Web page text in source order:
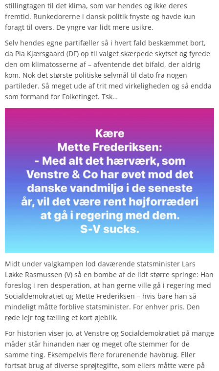
stillingtagen til det klima, som var hendes og ikke deres
fremtid. Runkedorerne i dansk politik fnyste og havde kun
foragt til overs. De yngre var lidt mere usikre.
Selv hendes egne partifæller så i hvert fald beskæmmet bort,
da Pia Kjærsgaard (DF) op til valget skærpede skytset og fyrede
den om klimatosserne af – afventende det bifald, der aldrig
kom. Nok det største politiske selvmål til dato fra nogen
partileder. Så meget ude af trit med virkeligheden og så endda
som formand for Folketinget. Tsk…
Midt under valgkampen lod daværende statsminister Lars
Løkke Rasmussen (V) så en bombe af de lidt større springe: Han
foreslog i ren desperation, at han gerne ville gå i regering med
Socialdemokratiet og Mette Frederiksen – hvis bare han så
mindeligt måtte forblive statsminister. For enhver pris. Den
røde lejr tog tælling et kort øjeblik.
For historien viser jo, at Venstre og Socialdemokratiet på mange
måder står hinanden nær og meget ofte stemmer for de
samme ting. Eksempelvis flere forurenende havbrug. Eller
fortsat brug af diverse sprøjtegifte, som ellers måtte være på